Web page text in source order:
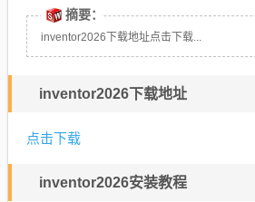
摘要：
inventor2026下载地址点击下载...
inventor2026下载地址
点击下载
inventor2026安装教程